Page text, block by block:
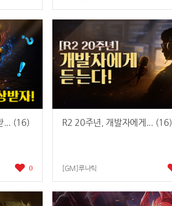
... (16)
0
R2 20주년, 개발자에게... (16)
[GM]루나틱